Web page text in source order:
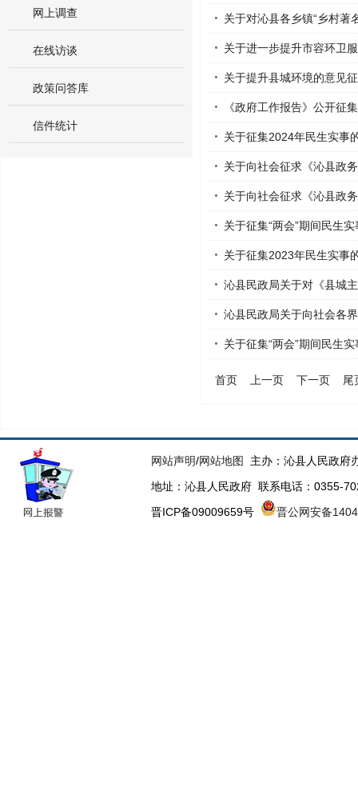
网上调查
在线访谈
政策问答库
信件统计
关于对沁县各乡镇“乡村著
关于进一步提升市容环卫
关于提升县城环境的意见
《政府工作报告》公开征
关于征集2024年民生实事
关于向社会征求《沁县政
关于向社会征求《沁县政
关于征集“两会”期间民生
关于征集2023年民生实事
沁县民政局关于对《县城
沁县民政局关于向社会各
关于征集“两会”期间民生
首页 上一页 下一页
网站声明/网站地图
主办：沁县人民政府
地址：沁县人民政府 联系电话：0355-
晋ICP备09009659号
晋公网安备